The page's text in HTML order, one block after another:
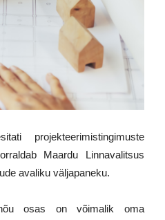
projekteerimistingimuste
Maardu Linnavalitsus
avaliku väljapaneku.
osas on võimalik oma